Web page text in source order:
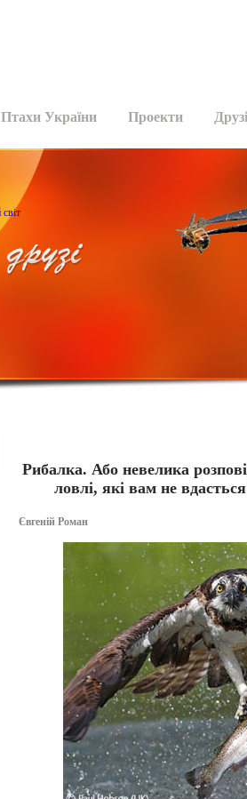
Птахи України Проекти Друзі
Рибалка. Або невелика
ловлі, які вам не
Євгеній Роман